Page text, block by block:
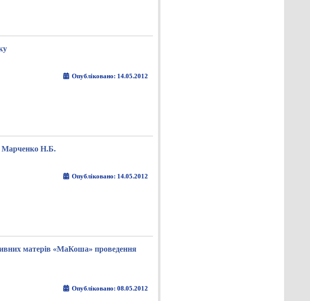
Опубліковано: 14.05.2012
Марченко Н.Б.
Опубліковано: 14.05.2012
матерів «МаКоша» проведення
Опубліковано: 08.05.2012